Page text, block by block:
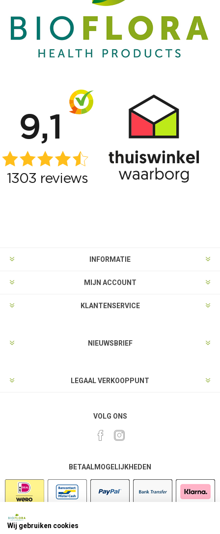
INFORMATIE
MIJN ACCOUNT
KLANTENSERVICE
NIEUWSBRIEF
LEGAAL VERKOOPPUNT
VOLG ONS
BETAALMOGELIJKHEDEN
Wij gebruiken cookies